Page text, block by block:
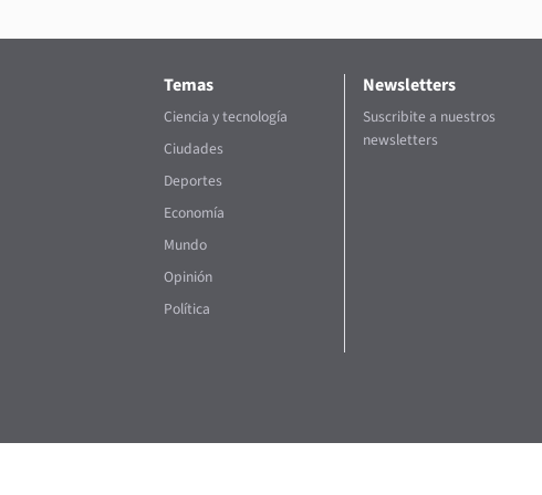
Temas
Ciencia y tecnología
Ciudades
Deportes
Economía
Mundo
Opinión
Política
Newsletters
Suscribite a nuestros
newsletters